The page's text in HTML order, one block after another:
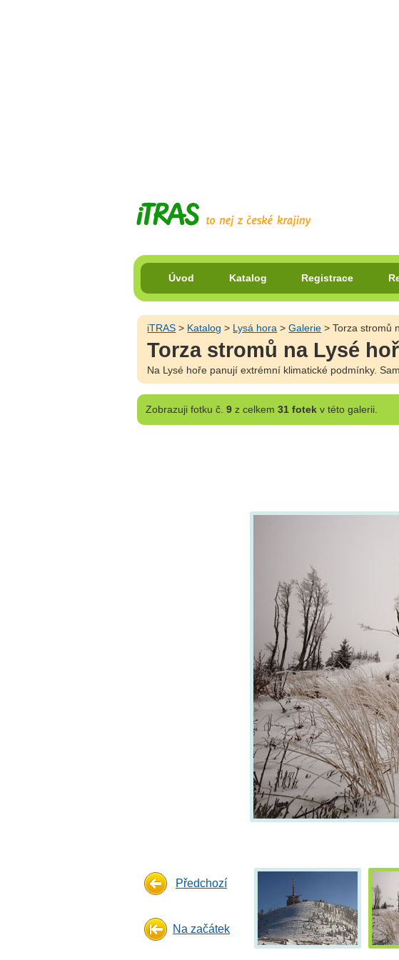
Úvod Katalog Registrace
iTRAS > Katalog > Lysá hora >Galerie > Torza stromů
Torza stromů na Lysé
Na Lysé hoře panují extrémní klimatické podmínky.
Zobrazujifotku č. 9z celkem 31 fotekv této galerii.
Předchozí
Na začátek